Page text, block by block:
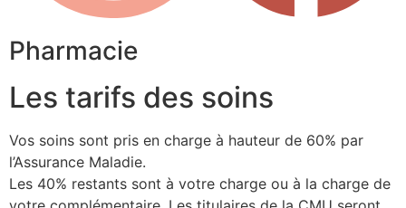
Pharmacie
Les tarifs des soins
Vos soins sont pris en charge à hauteur de 60% par
l’Assurance Maladie.
Les 40% restants sont à votre charge ou à la charge de